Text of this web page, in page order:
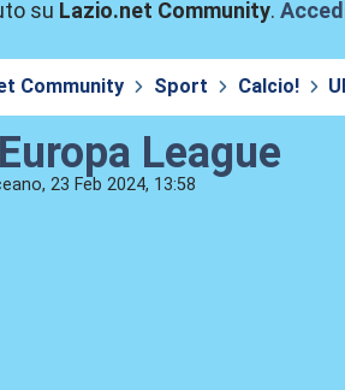
su Lazio.net Community.
Community Sport Calcio!
League
23 Feb 2024, 13:58